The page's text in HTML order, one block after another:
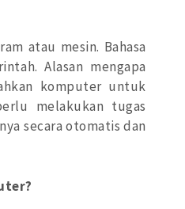
atau mesin. Bahasa
Alasan mengapa
komputer untuk
melakukan tugas
secara otomatis dan